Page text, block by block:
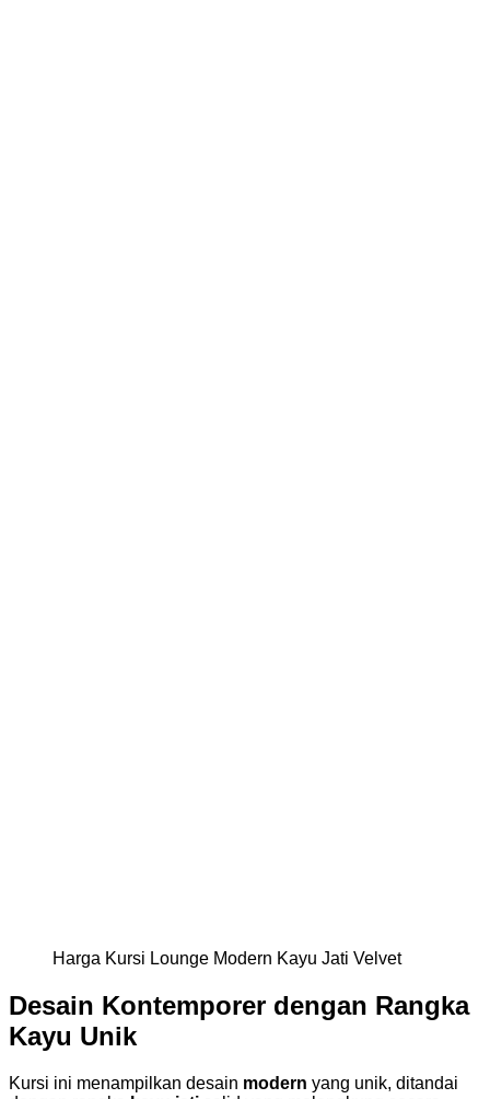
Harga Kursi Lounge Modern Kayu Jati Velvet
Desain Kontemporer dengan Rangka
Kayu Unik
Kursi ini menampilkan desain modern yang unik, ditandai